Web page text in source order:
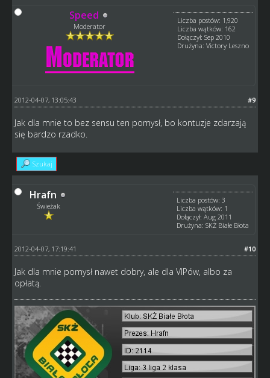
Speed
Moderator
Liczba postów: 1,920
Liczba wątków: 162
Dołączył: Sep 2010
Drużyna: Victory Leszno
#9
2012-04-07, 13:05:43
Jak dla mnie to bez sensu ten pomysł, bo kontuzje zdarzają
się bardzo rzadko.
Szukaj
Hrafn
Świeżak
Liczba postów: 3
Liczba wątków: 1
Dołączył: Aug 2011
Drużyna: SKŻ Białe Błota
#10
2012-04-07, 17:19:41
Jak dla mnie pomysł nawet dobry, ale dla VIPów, albo za
opłatą.